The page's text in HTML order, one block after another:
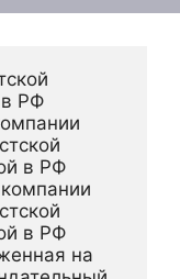
в РФ
в РФ
в РФ
на